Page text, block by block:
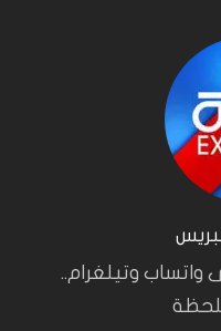
وتيلغرام..